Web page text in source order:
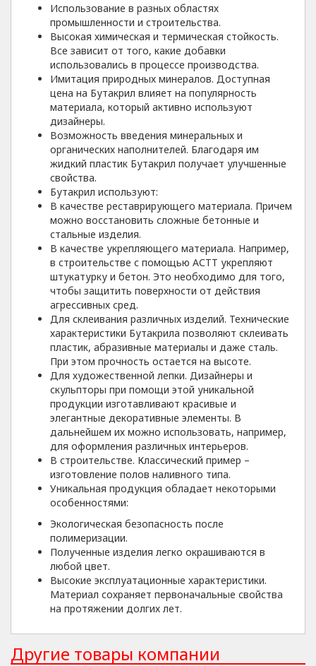
Использование в разных областях
промышленности и строительства.
Высокая химическая и термическая стойкость.
Все зависит от того, какие добавки
использовались в процессе производства.
Имитация природных минералов. Доступная
цена на Бутакрил влияет на популярность
материала, который активно используют
дизайнеры.
Возможность введения минеральных и
органических наполнителей. Благодаря им
жидкий пластик Бутакрил получает улучшенные
свойства.
Бутакрил используют:
В качестве реставрирующего материала. Причем
можно восстановить сложные бетонные и
стальные изделия.
В качестве укрепляющего материала. Например,
в строительстве с помощью АСТТ укрепляют
штукатурку и бетон. Это необходимо для того,
чтобы защитить поверхности от действия
агрессивных сред.
Для склеивания различных изделий. Технические
характеристики Бутакрила позволяют склеивать
пластик, абразивные материалы и даже сталь.
При этом прочность остается на высоте.
Для художественной лепки. Дизайнеры и
скульпторы при помощи этой уникальной
продукции изготавливают красивые и
элегантные декоративные элементы. В
дальнейшем их можно использовать, например,
для оформления различных интерьеров.
В строительстве. Классический пример –
изготовление полов наливного типа.
Уникальная продукция обладает некоторыми
особенностями:
Экологическая безопасность после
полимеризации.
Полученные изделия легко окрашиваются в
любой цвет.
Высокие эксплуатационные характеристики.
Материал сохраняет первоначальные свойства
на протяжении долгих лет.
Другие товары компании